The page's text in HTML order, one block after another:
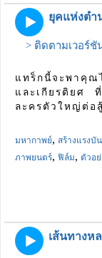
ยุคแห่งตำ
> ติดตามเวอร์ชั
แทร็กนี้จะพาคุณ
และเกียรติยศ
ละครตัวใหญ่ต่อ
มหากาพย์, สร้างแรงบั
ภาพยนตร์, ฟิล์ม, ตัวอ
เส้นทางห